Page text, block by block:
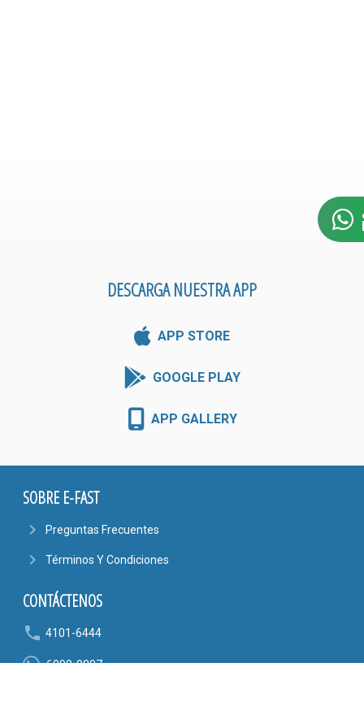
DESCARGA NUESTRA APP
APP STORE
GOOGLE PLAY
APP GALLERY
SOBRE E-FAST
navigate_next Preguntas Frecuentes
navigate_next Términos Y Condiciones
CONTÁCTENOS
phone 4101-6444
6090-9807